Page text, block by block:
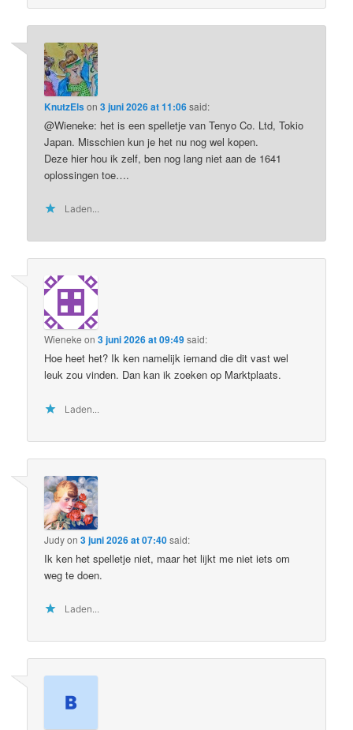
KnutzElson3 juni 2026 at 11:06said:
@Wieneke: het is een spelletje van Tenyo Co. Ltd, Tokio
Japan. Misschien kun je het nu nog wel kopen.
Deze hier hou ik zelf, ben nog lang niet aan de 1641
oplossingen toe….
Laden...
Wieneke on3 juni 2026 at 09:49said:
Hoe heet het? Ik ken namelijk iemand die dit vast wel
leuk zou vinden. Dan kan ik zoeken op Marktplaats.
Laden...
Judyon3 juni 2026 at 07:40said:
Ik ken het spelletje niet, maar het lijkt me niet iets om
weg te doen.
Laden...